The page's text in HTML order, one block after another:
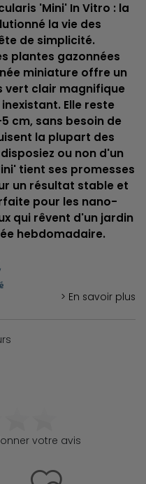
'Mini' In Vitro : la
la vie des
de simplicité.
plantes gazonnées
miniature offre un
vert clair magnifique
Elle reste
cm, sans besoin de
la plupart des
ou non d'un
tient ses promesses
un résultat stable et
pour les nano-
qui rêvent d'un jardin
hebdomadaire.
> En savoir plus
votre avis